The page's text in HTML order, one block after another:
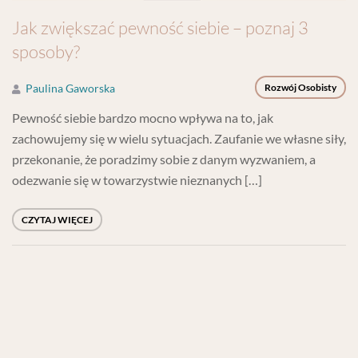
Jak zwiększać pewność siebie – poznaj 3
sposoby?
Rozwój Osobisty
Paulina Gaworska
Pewność siebie bardzo mocno wpływa na to, jak
zachowujemy się w wielu sytuacjach. Zaufanie we własne siły,
przekonanie, że poradzimy sobie z danym wyzwaniem, a
odezwanie się w towarzystwie nieznanych […]
CZYTAJ WIĘCEJ